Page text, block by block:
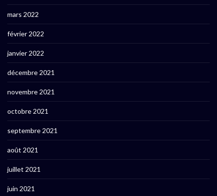
mars 2022
février 2022
janvier 2022
décembre 2021
novembre 2021
octobre 2021
septembre 2021
août 2021
juillet 2021
juin 2021